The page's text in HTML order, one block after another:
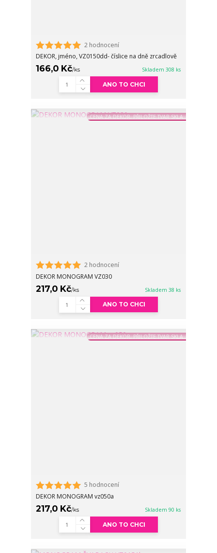
2 hodnocení
DEKOR, jméno, VZ0150dd- číslice na dně zrcadlově
166,0 Kč/ks Skladem 308 ks
ANO TO CHCI
CENA ZA DEKOR, PŘILOŽTE TVAR SKLA
2 hodnocení
DEKOR MONOGRAM VZ030
217,0 Kč/ks Skladem 38 ks
ANO TO CHCI
CENA ZA DEKOR, PŘILOŽTE TVAR SKLA
5 hodnocení
DEKOR MONOGRAM vz050a
217,0 Kč/ks Skladem 90 ks
ANO TO CHCI